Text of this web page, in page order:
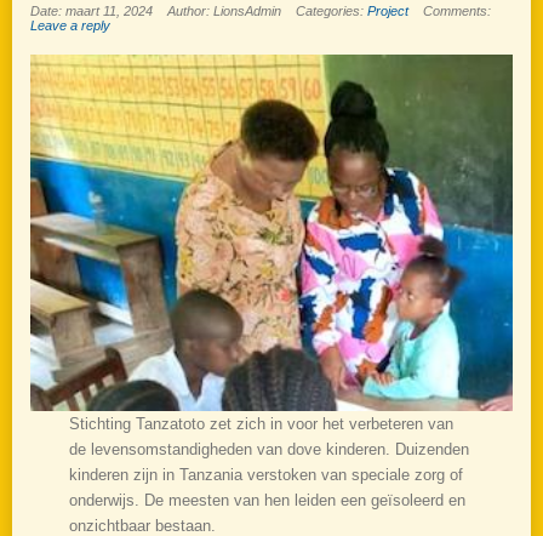
Date: maart 11, 2024 Author: LionsAdmin Categories: Project
Comments:
Leave a reply
Stichting Tanzatoto zet zich in voor het verbeteren van
de levensomstandigheden van dove kinderen. Duizenden
kinderen zijn in Tanzania verstoken van speciale zorg of
onderwijs. De meesten van hen leiden een geïsoleerd en
onzichtbaar bestaan.